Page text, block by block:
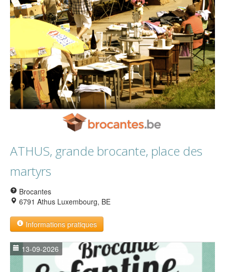
ATHUS, grande brocante, place des
martyrs
Brocantes
6791 Athus Luxembourg, BE
Informations pratiques
13-09-2026